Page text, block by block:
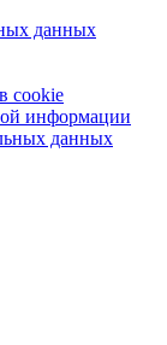
данных
cookie
информации
данных